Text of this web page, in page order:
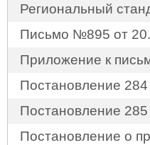
Региональный
Письмо №895 от
Приложение к
Постановление 284
Постановление 285
Постановление о